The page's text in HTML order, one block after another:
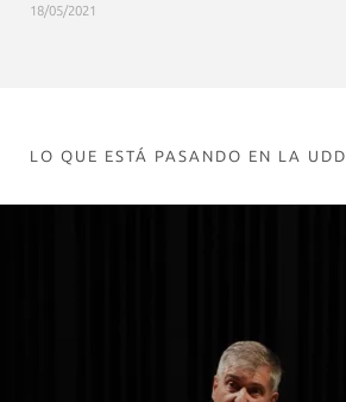
18/05/2021
LO QUE ESTÁ PASANDO EN LA UDD